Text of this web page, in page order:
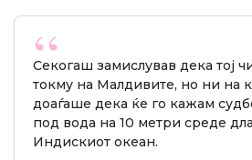
Секогаш замислував дека тој
токму на Малдивите, но ни на
доаѓаше дека ќе го кажам
под вода на 10 метри среде
Индискиот океан.